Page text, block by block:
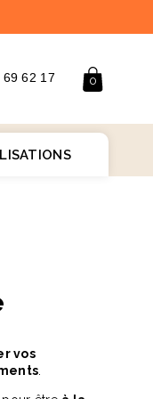
69 62 17 Panier
0
vos
.